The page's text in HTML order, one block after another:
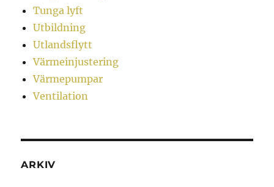
Tunga lyft
Utbildning
Utlandsflytt
Värmeinjustering
Värmepumpar
Ventilation
ARKIV